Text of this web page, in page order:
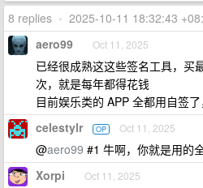
8 replies • 2025-10-11 18:32:43
aero99 Oct 11, 2025
已经很成熟这这些签名工具，买
次，就是每年都得花钱
目前娱乐类的 APP 全都用自签
celestylr OP Oct 11, 2025
@aero99 #1 牛啊，你就是用的
Xorpi Oct 11, 2025